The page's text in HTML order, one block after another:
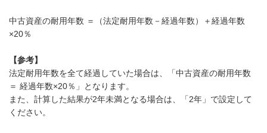
中古資産の耐用年数 ＝（法定耐用年数－経過年数）＋経過年数
×20％
【参考】
法定耐用年数を全て経過していた場合は、「中古資産の耐用年数
＝ 経過年数×20％」となります。
また、計算した結果が2年未満となる場合は、「2年」で設定して
ください。